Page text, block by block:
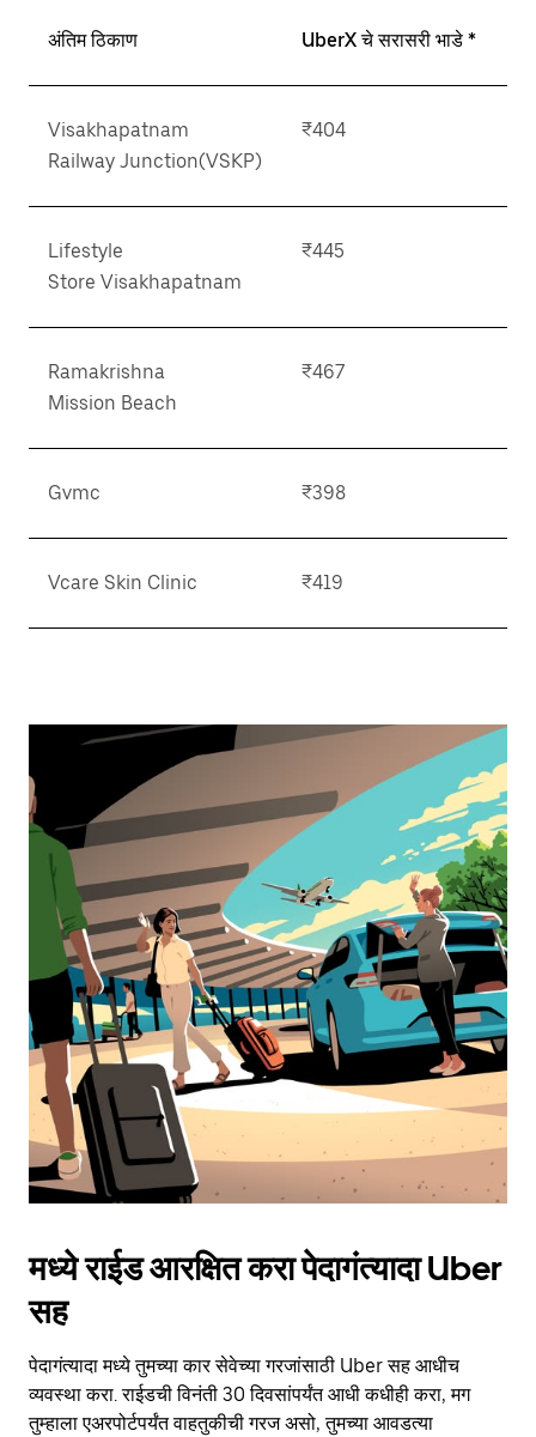
अंतिम ठिकाण UberX चे सरासरी भाडे *
Visakhapatnam
Railway Junction(VSKP)
₹404
Lifestyle
Store Visakhapatnam
₹445
Ramakrishna
Mission Beach
₹467
Gvmc ₹398
Vcare Skin Clinic ₹419
मध्ये राईड आरक्षित करा पेदागंत्यादा Uber
सह
पेदागंत्यादा मध्ये तुमच्या कार सेवेच्या गरजांसाठी Uber सह आधीच
व्यवस्था करा. राईडची विनंती 30 दिवसांपर्यंत आधी कधीही करा, मग
तुम्हाला एअरपोर्टपर्यंत वाहतुकीची गरज असो, तुमच्या आवडत्या